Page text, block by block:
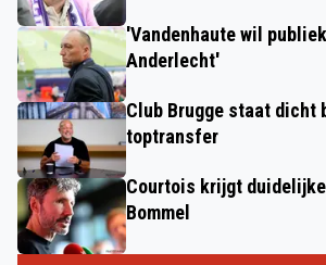
'Vandenhaute wil
Anderlecht'
Club Brugge staat dicht
toptransfer
Courtois krijgt
Bommel